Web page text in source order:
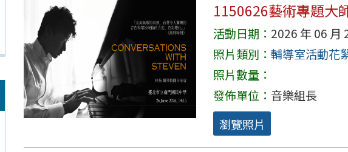
1150626藝術專題大
活動日期： 2026 年 06 月
照片類別： 輔導室活動花
照片數量：
發佈單位： 音樂組長
瀏覽照片